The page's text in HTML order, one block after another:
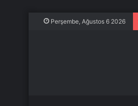
Perşembe, Ağustos 6 2026